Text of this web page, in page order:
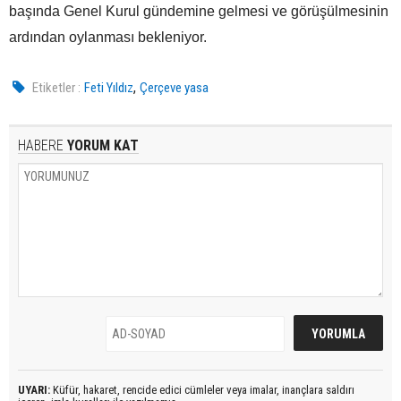
başında Genel Kurul gündemine gelmesi ve görüşülmesinin
ardından oylanması bekleniyor.
Etiketler : Feti Yıldız,Çerçeve yasa
HABERE YORUM KAT
UYARI: Küfür, hakaret, rencide edici cümleler veya imalar, inançlara saldırı